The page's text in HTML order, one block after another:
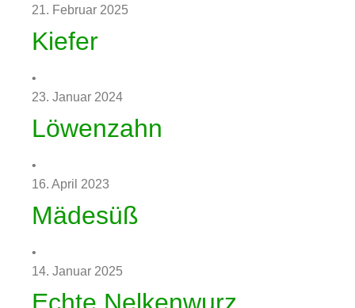
21. Februar 2025
Kiefer
•
23. Januar 2024
Löwenzahn
•
16. April 2023
Mädesüß
•
14. Januar 2025